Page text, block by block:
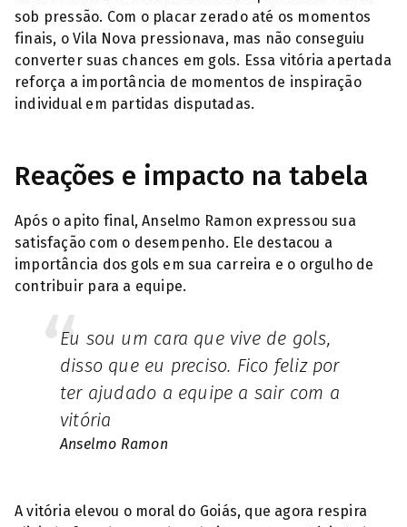
sob pressão. Com o placar zerado até os momentos
finais, o Vila Nova pressionava, mas não conseguiu
converter suas chances em gols. Essa vitória apertada
reforça a importância de momentos de inspiração
individual em partidas disputadas.
Reações e impacto na tabela
Após o apito final, Anselmo Ramon expressou sua
satisfação com o desempenho. Ele destacou a
importância dos gols em sua carreira e o orgulho de
contribuir para a equipe.
Eu sou um cara que vive de gols,
disso que eu preciso. Fico feliz por
ter ajudado a equipe a sair com a
vitória
Anselmo Ramon
A vitória elevou o moral do Goiás, que agora respira